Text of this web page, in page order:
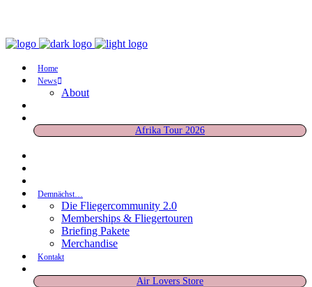
Home
News
About
Afrika Tour 2026
Demnächst…
Die Fliegercommunity 2.0
Memberships & Fliegertouren
Briefing Pakete
Merchandise
Kontakt
Air Lovers Store